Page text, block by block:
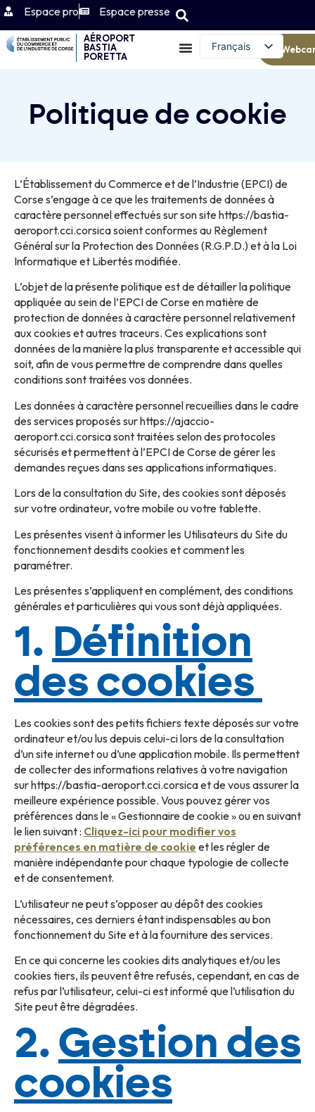
Espace pro Espace presse
AÉROPORT
BASTIA
PORETTA
Français
Politique de cookie
L’Établissement du Commerce et de l’Industrie (EPCI) de
Corse s’engage à ce que les traitements de données à
caractère personnel effectués sur son site https://bastia-
aeroport.cci.corsica soient conformes au Règlement
Général sur la Protection des Données (R.G.P.D.) et à la Loi
Informatique et Libertés modifiée.
L’objet de la présente politique est de détailler la politique
appliquée au sein de l’EPCI de Corse en matière de
protection de données à caractère personnel relativement
aux cookies et autres traceurs. Ces explications sont
données de la manière la plus transparente et accessible qui
soit, afin de vous permettre de comprendre dans quelles
conditions sont traitées vos données.
Les données à caractère personnel recueillies dans le cadre
des services proposés sur https://ajaccio-
aeroport.cci.corsica sont traitées selon des protocoles
sécurisés et permettent à l’EPCI de Corse de gérer les
demandes reçues dans ses applications informatiques.
Lors de la consultation du Site, des cookies sont déposés
sur votre ordinateur, votre mobile ou votre tablette.
Les présentes visent à informer les Utilisateurs du Site du
fonctionnement desdits cookies et comment les
paramétrer.
Les présentes s’appliquent en complément, des conditions
générales et particulières qui vous sont déjà appliquées.
1. Définition
des cookies
Les cookies sont des petits fichiers texte déposés sur votre
ordinateur et/ou lus depuis celui-ci lors de la consultation
d’un site internet ou d’une application mobile. Ils permettent
de collecter des informations relatives à votre navigation
sur https://bastia-aeroport.cci.corsica et de vous assurer la
meilleure expérience possible. Vous pouvez gérer vos
préférences dans le « Gestionnaire de cookie » ou en suivant
le lien suivant : Cliquez-ici pour modifier vos
préférences en matière de cookie et les régler de
manière indépendante pour chaque typologie de collecte
et de consentement.
L’utilisateur ne peut s’opposer au dépôt des cookies
nécessaires, ces derniers étant indispensables au bon
fonctionnement du Site et à la fourniture des services.
En ce qui concerne les cookies dits analytiques et/ou les
cookies tiers, ils peuvent être refusés, cependant, en cas de
refus par l’utilisateur, celui-ci est informé que l’utilisation du
Site peut être dégradées.
2. Gestion des
cookies